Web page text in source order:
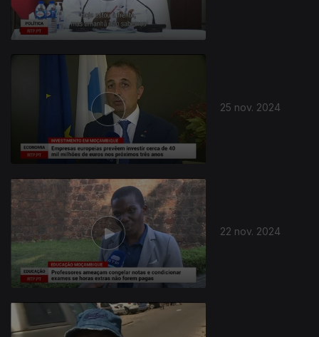
25 nov. 2024
22 nov. 2024